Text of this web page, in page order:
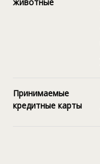
Принимаемые
кредитные карты